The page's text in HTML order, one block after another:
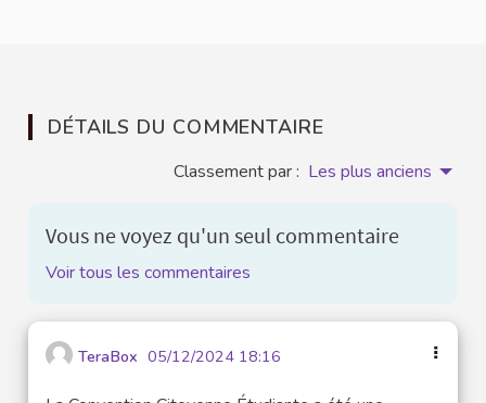
DÉTAILS DU COMMENTAIRE
Classement par : Les plus anciens
Vous ne voyez qu'un seul commentaire
Voir tous les commentaires
TeraBox 05/12/2024 18:16